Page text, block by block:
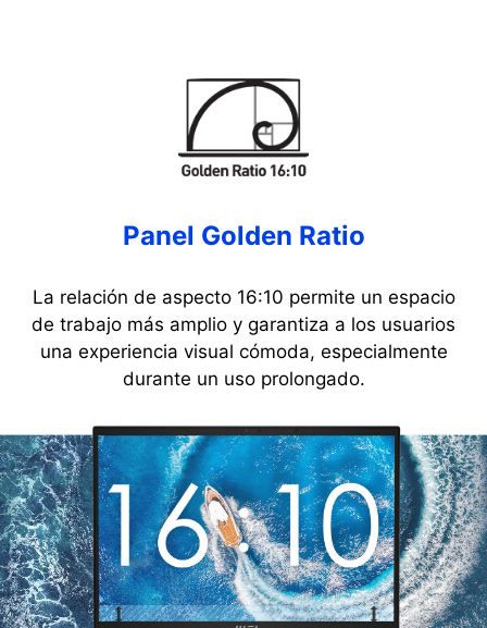
Panel Golden Ratio
La relación de aspecto 16:10 permite un espacio
de trabajo más amplio y garantiza a los usuarios
una experiencia visual cómoda, especialmente
durante un uso prolongado.